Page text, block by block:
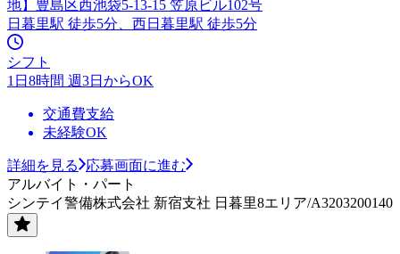
地】豊島区西池袋5-13-15 笠原ビル102号
日暮里駅 徒歩5分、西日暮里駅 徒歩5分
シフト
1日8時間 週3日からOK
交通費支給
未経験OK
詳細を見る
応募画面に進む
アルバイト・パート
シンテイ警備株式会社 新宿支社 日暮里8エリア/A3203200140